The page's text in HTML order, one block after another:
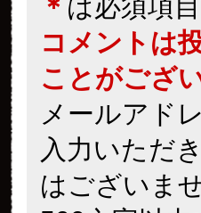
＊ は必須項目
コメントは
ことがござ
メールアド
入力いただ
はございませ